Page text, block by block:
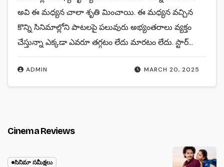
MARCH 20, 2025
ADMIN
అవి ఈ మధ్యన చాలా శృతి మించాయి. ఈ మధ్యన వచ్చిన
కొన్ని సినిమాల్లోని పాటలపై పలువురు అభ్యంతరాలు వ్యక్తం
చేస్తున్నా ఎక్కడా ఎవరూ తగ్గటం లేదు మారటం లేదు. స్టార్…
Cinema Reviews
సినిమా సమీక్షలు